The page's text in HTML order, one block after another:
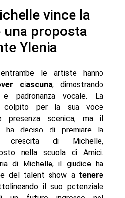
vince la
una proposta
Ylenia
le artiste hanno
ciascuna, dimostrando
e padronanza vocale. La
colpito per la sua voce
scenica, ma il
ha deciso di premiare la
di Michelle,
nella scuola di Amici.
di Michelle, il giudice ha
del talent show a tenere
il suo potenziale